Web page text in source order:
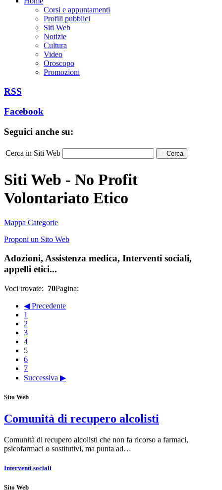
Corsi e appuntamenti
Profili pubblici
Siti Web
Notizie
Cultura
Video
Oroscopo
Promozioni
RSS
Facebook
Seguici anche su:
Cerca in Siti Web Cerca
Siti Web - No Profit
Volontariato Etico
Mappa Categorie
Proponi un Sito Web
Adozioni, Assistenza medica, Interventi sociali,
appelli etici...
Voci trovate: 70Pagina:
◀ Precedente
1
2
3
4
5
6
7
Successiva ▶
Sito Web
Comunità di recupero alcolisti
Comunità di recupero alcolisti che non fa ricorso a farmaci,
psicofarmaci o sostitutivi, ma punta ad…
Interventi sociali
Sito Web